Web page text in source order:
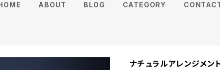
ABOUT BLOG CATEGORY
ナチュラルアレンジメン